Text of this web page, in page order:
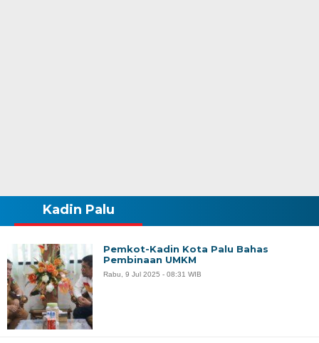
Kadin Palu
Pemkot-Kadin Kota Palu Bahas
Pembinaan UMKM
Rabu, 9 Jul 2025 - 08:31 WIB